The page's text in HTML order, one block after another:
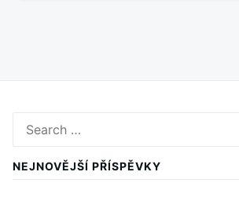
for:
NEJNOVĚJŠÍ PŘÍSPĚVKY